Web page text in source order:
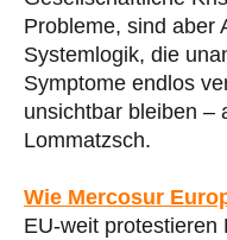
Probleme, sind aber
Systemlogik, die
Symptome endlos
unsichtbar bleiben –
Lommatzsch.
Wie Mercosur
EU-weit protestieren